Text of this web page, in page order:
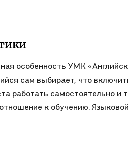
особенность УМК
сам выбирает, что
работать самостоятельно и
к обучению.